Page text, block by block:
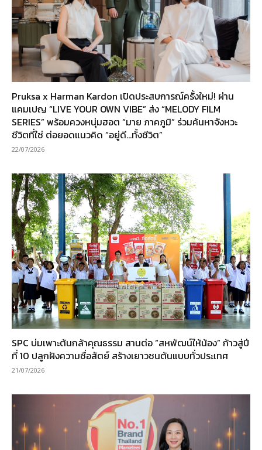
Pruksa x Harman Kardon เปิดประสบการณ์ครั้งใหม่! ผ่าน
แคมเปญ “LIVE YOUR OWN VIBE” ส่ง “MELODY FILM
SERIES” พร้อมควงหนุ่มฮอต “มาย ภาคภูมิ” ร่วมค้นหาจังหวะ
ชีวิตที่ใช่ ต่อยอดแนวคิด “อยู่ดี…ทั้งชีวิต”
22/07/2026
SPC บ่มเพาะต้นกล้าคุณธรรม สานต่อ “สหพัฒน์ให้น้อง” ก้าวสู่ปี
ที่ 10 ปลูกฝังความซื่อสัตย์ สร้างเยาวชนต้นแบบทั่วประเทศ
21/07/2026